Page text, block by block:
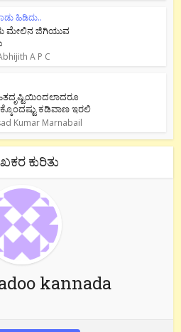
ಹಿಡಿದು..
ಜಿಗಿಯುವ
A P C
ಕಡಿವಾಣ ಇರಲಿ
Kumar Marnabail
ಕುರಿತು
kannada